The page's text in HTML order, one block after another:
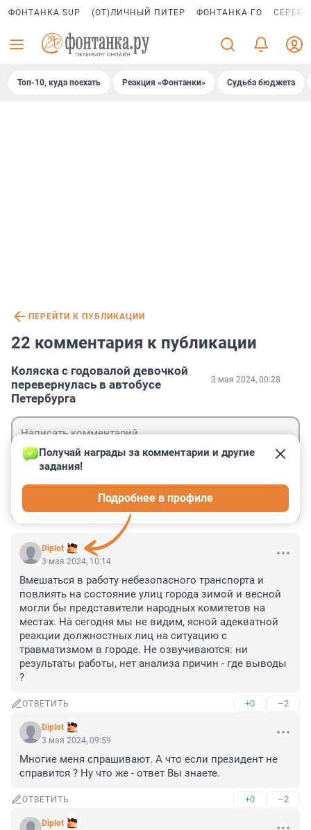
ФОНТАНКА SUP (ОТ)ЛИЧНЫЙ ПИТЕР ФОНТАНКА ГО
Топ-10, куда поехать Реакция «Фонтанки» Судьба бюджета
ПЕРЕЙТИ К ПУБЛИКАЦИИ
22 комментария к публикации
Коляска с годовалой девочкой
перевернулась в автобусе
Петербурга
3 мая 2024, 00:28
Diplot
Получай награды за комментарии и другие
задания!
Подробнее в профиле
3 мая 2024, 10:14
Вмешаться в работу небезопасного транспорта и
повлиять на состояние улиц города зимой и весной
могли бы представители народных комитетов на
местах. На сегодня мы не видим, ясной адекватной
реакции должностных лиц на ситуацию с
травматизмом в городе. Не озвучиваются: ни
результаты работы, нет анализа причин - где выводы
?
ОТВЕТИТЬ +0 –2
Diplot
3 мая 2024, 09:59
Многие меня спрашивают. А что если президент не
справится ? Ну что же - ответ Вы знаете.
ОТВЕТИТЬ +0 –2
Diplot